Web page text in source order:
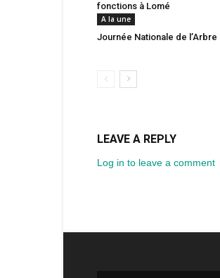
fonctions à Lomé
A la une
Journée Nationale de l’Arbre
LEAVE A REPLY
Log in to leave a comment